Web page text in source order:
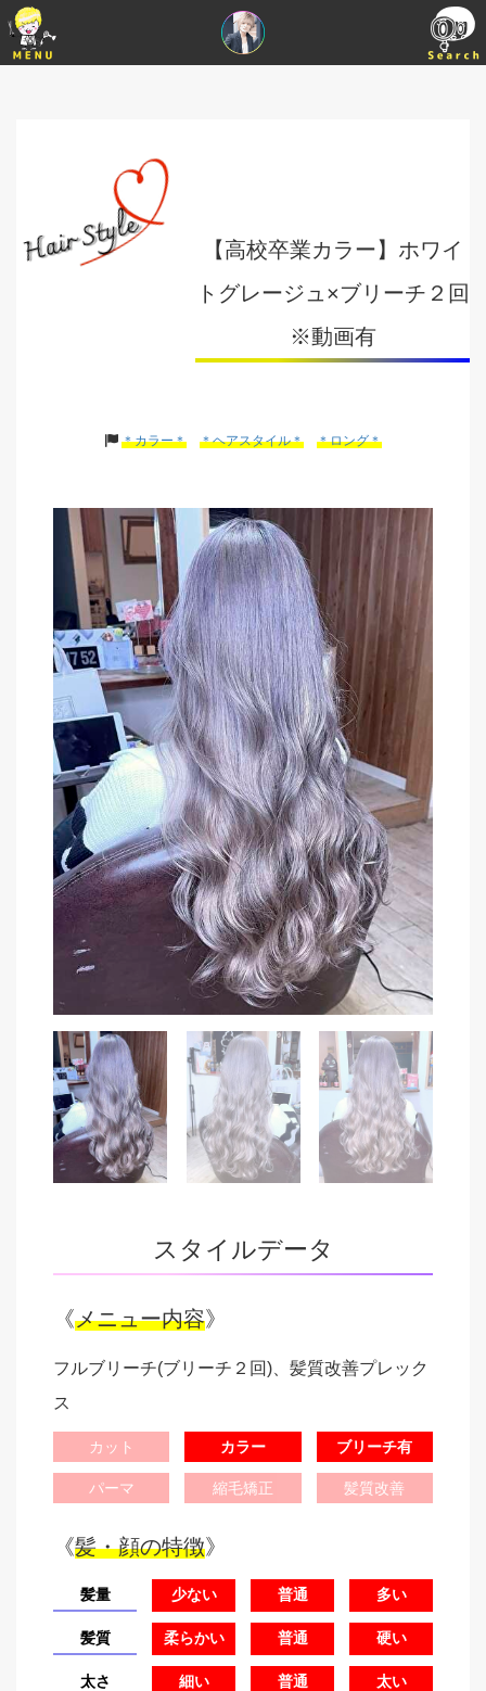
【高校卒業カラー】ホワイ
トグレージュ×ブリーチ２回
※動画有
＊カラー＊ ＊ヘアスタイル＊ ＊ロング＊
スタイルデータ
《メニュー内容》
フルブリーチ(ブリーチ２回)、髪質改善プレック
ス
カット カラー ブリーチ有
パーマ 縮毛矯正 髪質改善
《髪・顔の特徴》
髪量 少ない 普通 多い
髪質 柔らかい 普通 硬い
太さ 細い 普通 太い